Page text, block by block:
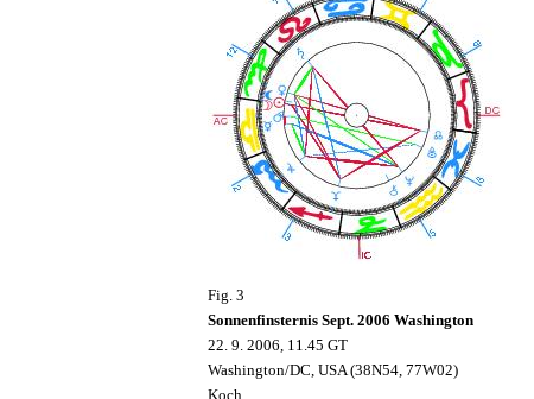
Fig. 3
Sonnenfinsternis Sept. 2006 Washington
22. 9. 2006, 11.45 GT
Washington/DC, USA (38N54, 77W02)
Koch